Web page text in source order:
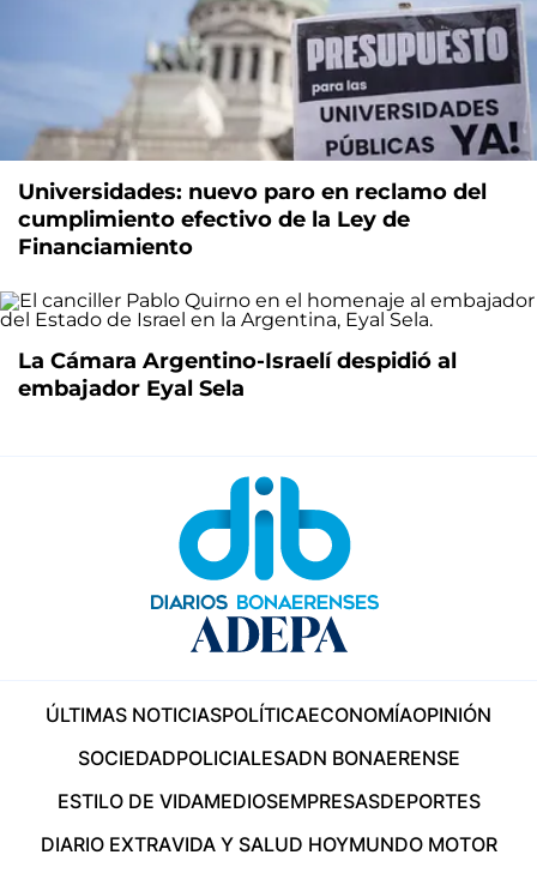
Universidades: nuevo paro en reclamo del
cumplimiento efectivo de la Ley de
Financiamiento
La Cámara Argentino-Israelí despidió al
embajador Eyal Sela
ÚLTIMAS NOTICIASPOLÍTICAECONOMÍAOPINIÓN
SOCIEDADPOLICIALESADN BONAERENSE
ESTILO DE VIDAMEDIOSEMPRESASDEPORTES
DIARIO EXTRAVIDA Y SALUD HOYMUNDO MOTOR